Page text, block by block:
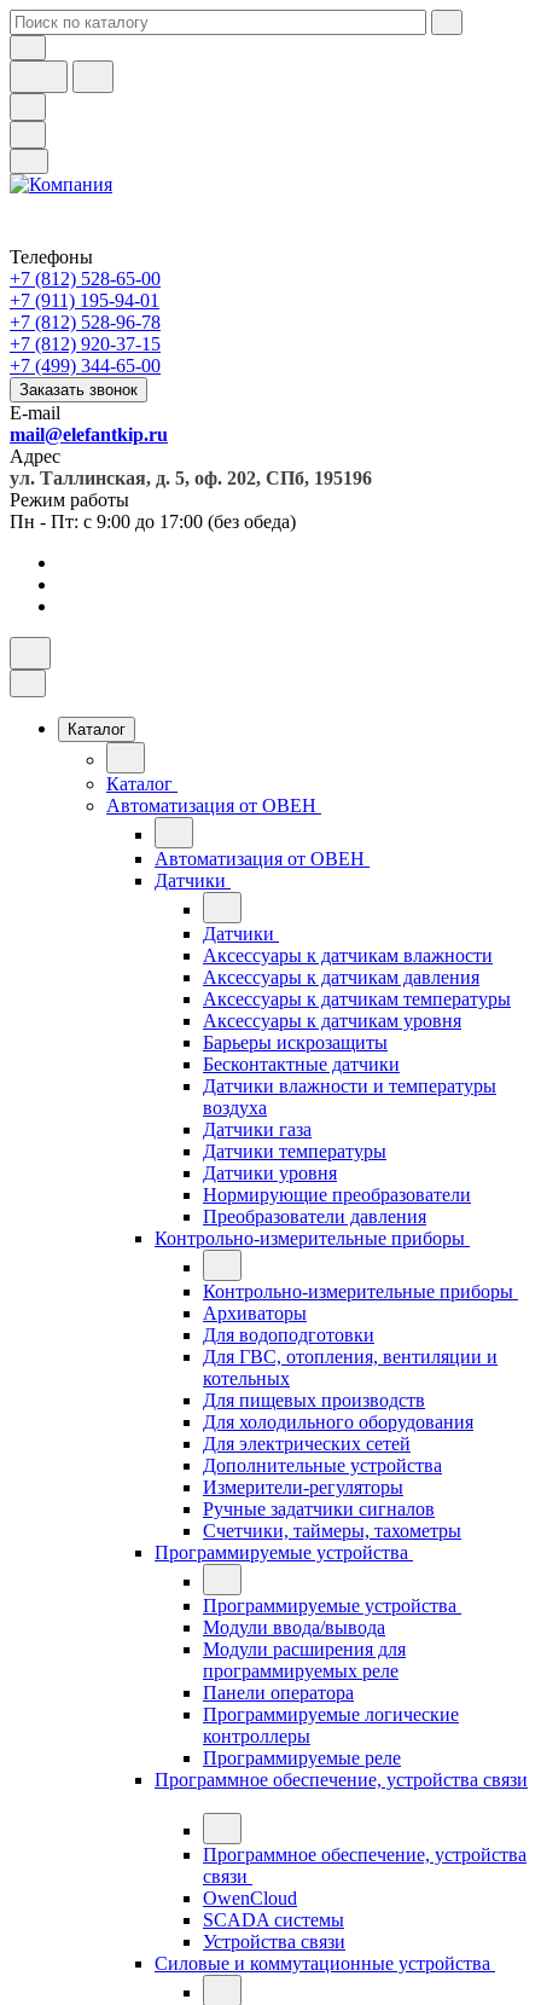
Телефоны
+7 (812) 528-65-00
+7 (911) 195-94-01
+7 (812) 528-96-78
+7 (812) 920-37-15
+7 (499) 344-65-00
Заказать звонок
E-mail
mail@elefantkip.ru
Адрес
ул. Таллинская, д. 5, оф. 202, СПб, 195196
Режим работы
Пн - Пт: с 9:00 до 17:00 (без обеда)
Каталог
Каталог
Автоматизация от ОВЕН
Автоматизация от ОВЕН
Датчики
Датчики
Аксессуары к датчикам влажности
Аксессуары к датчикам давления
Аксессуары к датчикам температуры
Аксессуары к датчикам уровня
Барьеры искрозащиты
Бесконтактные датчики
Датчики влажности и температуры
воздуха
Датчики газа
Датчики температуры
Датчики уровня
Нормирующие преобразователи
Преобразователи давления
Контрольно-измерительные приборы
Контрольно-измерительные приборы
Архиваторы
Для водоподготовки
Для ГВС, отопления, вентиляции и
котельных
Для пищевых производств
Для холодильного оборудования
Для электрических сетей
Дополнительные устройства
Измерители-регуляторы
Ручные задатчики сигналов
Счетчики, таймеры, тахометры
Программируемые устройства
Программируемые устройства
Модули ввода/вывода
Модули расширения для
программируемых реле
Панели оператора
Программируемые логические
контроллеры
Программируемые реле
Программное обеспечение, устройства связи
Программное обеспечение, устройства
связи
OwenCloud
SCADA системы
Устройства связи
Силовые и коммутационные устройства